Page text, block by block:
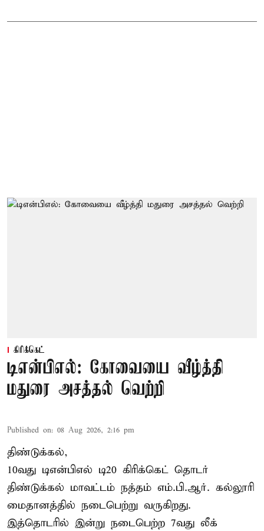
கிரிக்கெட்
டிஎன்பிஎல்: கோவையை வீழ்த்தி
மதுரை அசத்தல் வெற்றி
Published on: 08 Aug 2026, 2:16 pm
திண்டுக்கல்,
10வது டிஎன்பிஎல் டி20 கிரிக்கெட் தொடர்
திண்டுக்கல் மாவட்டம் நத்தம் எம்.பி.ஆர். கல்லூரி
மைதானத்தில் நடைபெற்று வருகிறது.
இத்தொடரில் இன்று நடைபெற்ற 7வது லீக்